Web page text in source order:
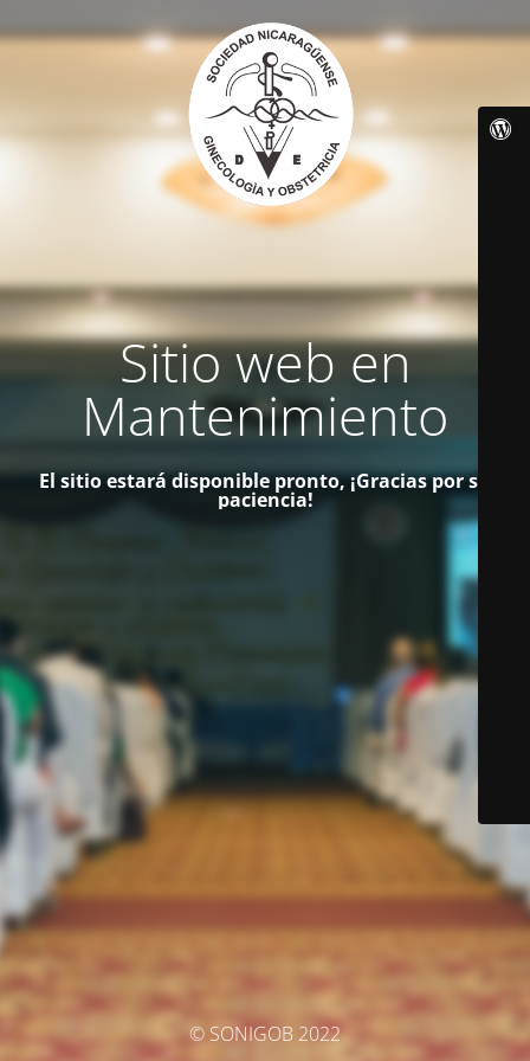
Sitio web en
Mantenimiento
El sitio estará disponible pronto, ¡Gracias por su
paciencia!
© SONIGOB 2022